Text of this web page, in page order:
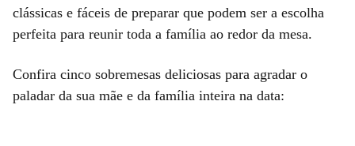
clássicas e fáceis de preparar que podem ser a escolha
perfeita para reunir toda a família ao redor da mesa.
Confira cinco sobremesas deliciosas para agradar o
paladar da sua mãe e da família inteira na data: